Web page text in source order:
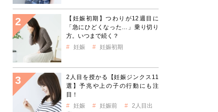
【妊娠初期】つわりが12週目に
「急にひどくなった…」乗り切り
方。いつまで続く？
妊娠
妊娠初期
2人目を授かる【妊娠ジンクス11
選】予兆や上の子の行動にも注
目！
妊娠
妊娠前
2人目出